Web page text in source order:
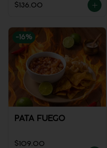
SALSA)
$136.00
-16%
PATA FUEGO
$109.00